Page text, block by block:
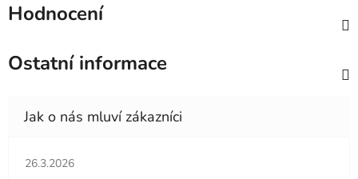
Hodnocení
Ostatní informace
Hodnocení obchodu je 5 z 5 hvězdiček.
26.3.2026